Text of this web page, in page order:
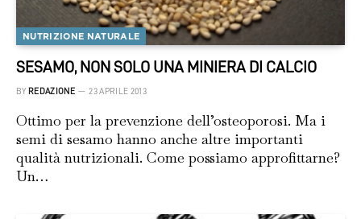
NUTRIZIONE NATURALE
SESAMO, NON SOLO UNA MINIERA DI CALCIO
BY REDAZIONE 23 APRILE 2013
Ottimo per la prevenzione dell’osteoporosi. Ma i
semi di sesamo hanno anche altre importanti
qualità nutrizionali. Come possiamo approfittarne?
Un…